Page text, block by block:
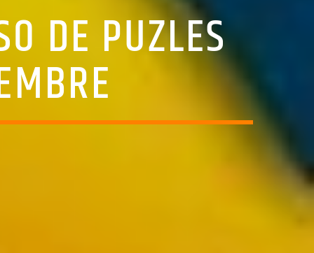
DE PUZLES